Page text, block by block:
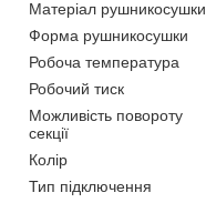
Матеріал рушникосушки
Форма рушникосушки
Робоча температура
Робочий тиск
Можливість повороту
секції
Колір
Тип підключення